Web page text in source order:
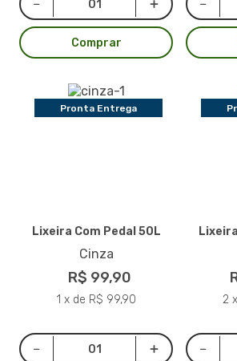
Comprar
Pronta Entrega
Lixeira Com Pedal 50L
Cinza
R$ 99,90
1 x de R$ 99,90 2